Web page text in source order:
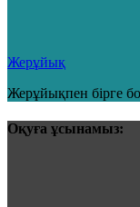
Жерұйық
Жерұйықпен бірге
Оқуға ұсынамыз: